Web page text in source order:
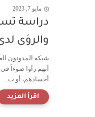
مايو 7, 2023
دراسة
والرؤى
شبكة المدونون
أنهم رأوا ضوءاً
أجسادهم، أو ب...